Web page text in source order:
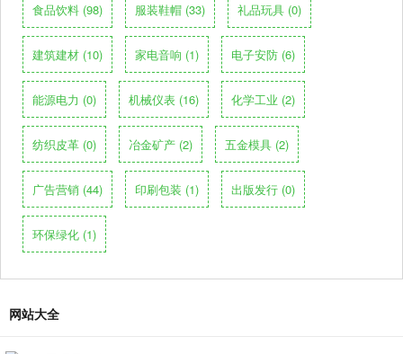
食品饮料 (98) 服装鞋帽 (33) 礼品玩具 (0)
建筑建材 (10) 家电音响 (1) 电子安防 (6)
能源电力 (0) 机械仪表 (16) 化学工业 (2)
纺织皮革 (0) 冶金矿产 (2) 五金模具 (2)
广告营销 (44) 印刷包装 (1) 出版发行 (0)
环保绿化 (1)
网站大全